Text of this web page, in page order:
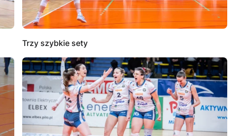
Trzy szybkie sety